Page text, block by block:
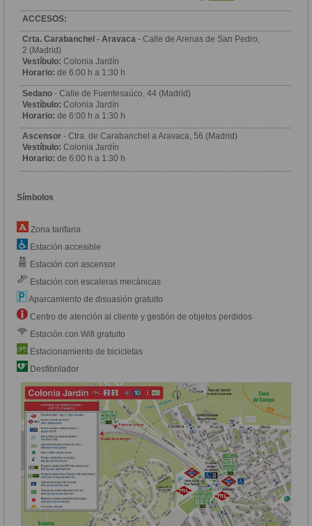
ACCESOS:
Crta. Carabanchel - Aravaca - Calle de Arenas de San Pedro,
2 (Madrid)
Vestíbulo: Colonia Jardín
Horario: de 6:00 h a 1:30 h
Sedano - Calle de Fuentesaúco, 44 (Madrid)
Vestíbulo: Colonia Jardín
Horario: de 6:00 h a 1:30 h
Ascensor - Ctra. de Carabanchel a Aravaca, 56 (Madrid)
Vestíbulo: Colonia Jardín
Horario: de 6:00 h a 1:30 h
Símbolos
Zona tarifaria
Estación accesible
Estación con ascensor
Estación con escaleras mecánicas
Aparcamiento de disuasión gratuito
Centro de atención al cliente y gestión de objetos perdidos
Estación con Wifi gratuito
Estacionamiento de bicicletas
Desfibrilador